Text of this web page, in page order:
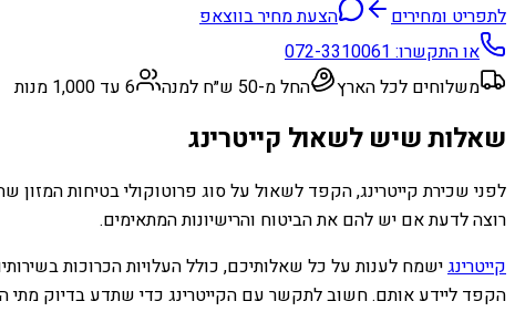
לתפריט ומחירים
הצעת מחיר בווצאפ
או התקשרו:072-3310061
משלוחים לכל הארץ
החל מ-50 ש״ח למנה 6 עד 1,000 מנות
שאלות שיש לשאול קייטרינג
לפני שכירת קייטרינג, הקפד לשאול על סוג פרוטוקולי בטיחות
רוצה לדעת אם יש להם את הביטוח והרישיונות המתאימים.
קייטרינגישמח לענות על כל שאלותיכם, כולל העלויות הכרוכות
הקפד ליידע אותם. חשוב לתקשר עם הקייטרינג כדי שתדע בדיוק מתי